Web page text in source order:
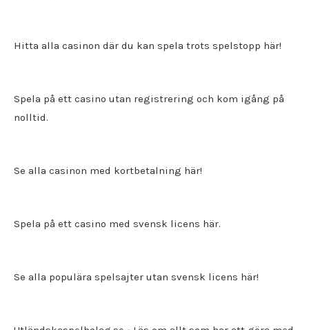
Hitta alla casinon där du kan spela trots spelstopp här!
Spela på ett casino utan registrering och kom igång på
nolltid.
Se alla casinon med kortbetalning här!
Spela på ett casino med svensk licens här.
Se alla populära spelsajter utan svensk licens här!